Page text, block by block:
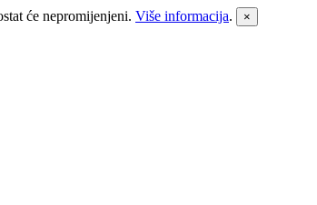
će nepromijenjeni. Više informacija. ×